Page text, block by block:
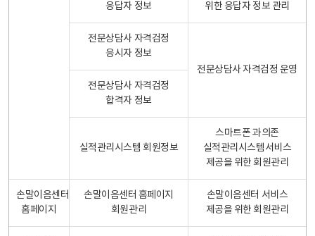
응답자 정보
위한 응답자 정보 관리
전문상담사 자격검정
응시자 정보
전문상담사 자격검정 운영
전문상담사 자격검정
합격자 정보
실적관리시스템 회원정보
스마트폰 과의존
실적관리시스템서비스
제공을 위한 회원관리
손말이음센터
홈페이지
손말이음센터 홈페이지
회원관리
손말이음센터 서비스
제공을 위한 회원관리